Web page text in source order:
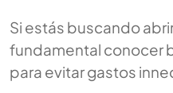
Si estás buscando
fundamental conocer
para evitar gastos